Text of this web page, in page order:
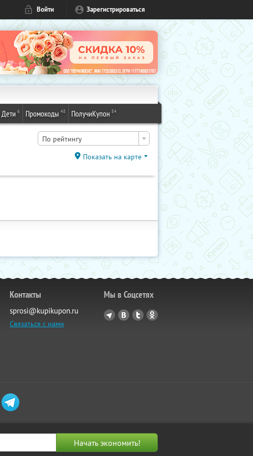
Войти Зарегистрироваться
Дети 6 Промокоды 48 ПолучиКупон 84
По рейтингу
Показать на карте
Контакты
sprosi@kupikupon.ru
Связаться с нами
Мы в Соцсетях